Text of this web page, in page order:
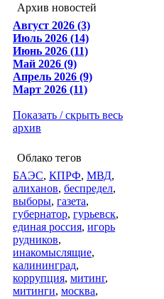
Архив новостей
Август 2026 (3)
Июль 2026 (14)
Июнь 2026 (11)
Май 2026 (9)
Апрель 2026 (9)
Март 2026 (11)
Показать / скрыть весь
архив
Облако тегов
БАЭС, КПРФ, МВД,
алиханов, беспредел,
выборы, газета,
губернатор, гурьевск,
единая россия, игорь
рудников,
инакомыслящие,
калининград,
коррупция, митинг,
митинги, москва,